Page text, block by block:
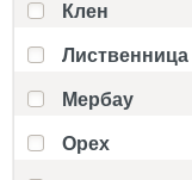
Клен
Лиственница
Мербау
Орех